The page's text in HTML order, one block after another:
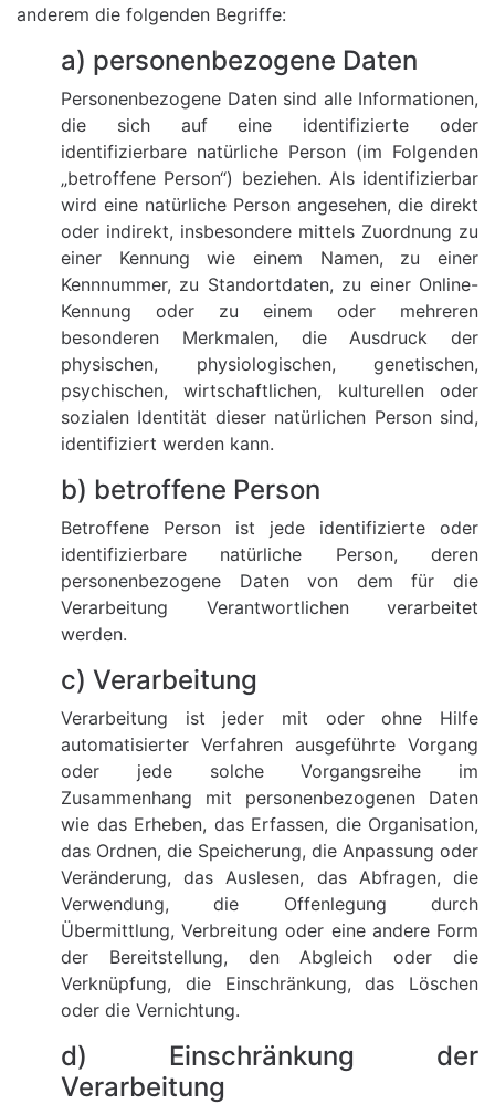
anderem die folgenden Begriffe:
a) personenbezogene Daten
Personenbezogene Daten sind alle Informationen,
die sich auf eine identifizierte oder
identifizierbare natürliche Person (im Folgenden
„betroffene Person“) beziehen. Als identifizierbar
wird eine natürliche Person angesehen, die direkt
oder indirekt, insbesondere mittels Zuordnung zu
einer Kennung wie einem Namen, zu einer
Kennnummer, zu Standortdaten, zu einer Online-
Kennung oder zu einem oder mehreren
besonderen Merkmalen, die Ausdruck der
physischen, physiologischen, genetischen,
psychischen, wirtschaftlichen, kulturellen oder
sozialen Identität dieser natürlichen Person sind,
identifiziert werden kann.
b) betroffene Person
Betroffene Person ist jede identifizierte oder
identifizierbare natürliche Person, deren
personenbezogene Daten von dem für die
Verarbeitung Verantwortlichen verarbeitet
werden.
c) Verarbeitung
Verarbeitung ist jeder mit oder ohne Hilfe
automatisierter Verfahren ausgeführte Vorgang
oder jede solche Vorgangsreihe im
Zusammenhang mit personenbezogenen Daten
wie das Erheben, das Erfassen, die Organisation,
das Ordnen, die Speicherung, die Anpassung oder
Veränderung, das Auslesen, das Abfragen, die
Verwendung, die Offenlegung durch
Übermittlung, Verbreitung oder eine andere Form
der Bereitstellung, den Abgleich oder die
Verknüpfung, die Einschränkung, das Löschen
oder die Vernichtung.
d) Einschränkung der
Verarbeitung